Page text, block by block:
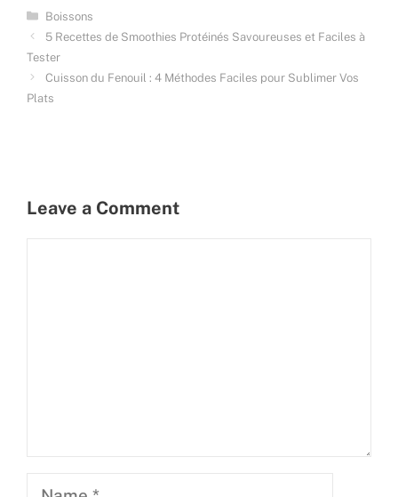
Categories
Boissons
5 Recettes de Smoothies Protéinés Savoureuses et Faciles à
Tester
Cuisson du Fenouil : 4 Méthodes Faciles pour Sublimer Vos
Plats
Leave a Comment
Name